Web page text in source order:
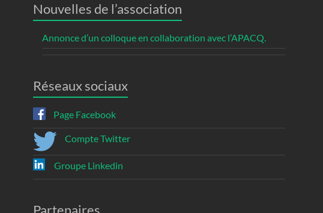
Nouvelles de l’association
Annonce d’un colloque en collaboration avec l’APACQ.
Réseaux sociaux
Page Facebook
Compte Twitter
Groupe Linkedin